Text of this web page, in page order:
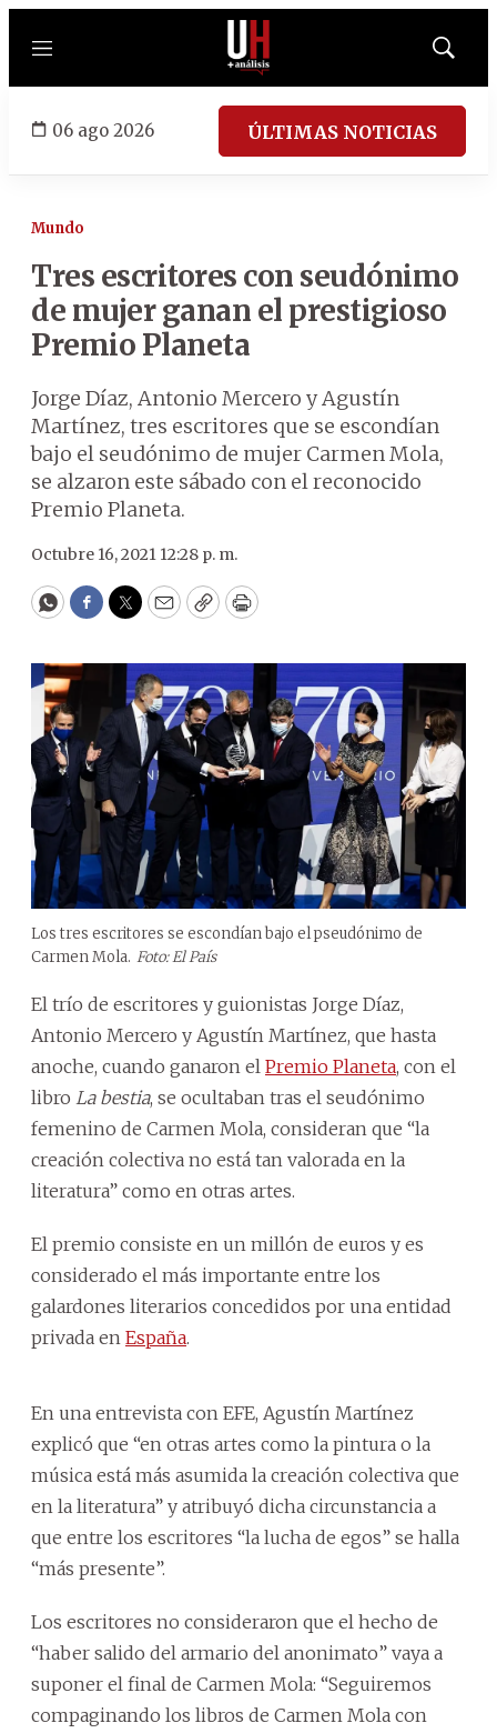
Menú
Mostrar
06 ago 2026 ÚLTIMAS NOTICIAS
Mundo
Tres escritores con seudónimo
de mujer ganan el prestigioso
Premio Planeta
Jorge Díaz, Antonio Mercero y Agustín
Martínez, tres escritores que se escondían
bajo el seudónimo de mujer Carmen Mola,
se alzaron este sábado con el reconocido
Premio Planeta.
Octubre 16, 2021 12:28 p. m.
WhatsApp
Facebook
Twitter
EmailCopyPrint
Los tres escritores se escondían bajo el pseudónimo de
Carmen Mola. Foto: El País
El trío de escritores y guionistas Jorge Díaz,
Antonio Mercero y Agustín Martínez, que hasta
anoche, cuando ganaron el Premio Planeta, con el
libro La bestia, se ocultaban tras el seudónimo
femenino de Carmen Mola, consideran que “la
creación colectiva no está tan valorada en la
literatura” como en otras artes.
El premio consiste en un millón de euros y es
considerado el más importante entre los
galardones literarios concedidos por una entidad
privada en España.
En una entrevista con EFE, Agustín Martínez
explicó que “en otras artes como la pintura o la
música está más asumida la creación colectiva que
en la literatura” y atribuyó dicha circunstancia a
que entre los escritores “la lucha de egos” se halla
“más presente”.
Los escritores no consideraron que el hecho de
“haber salido del armario del anonimato” vaya a
suponer el final de Carmen Mola: “Seguiremos
compaginando los libros de Carmen Mola con